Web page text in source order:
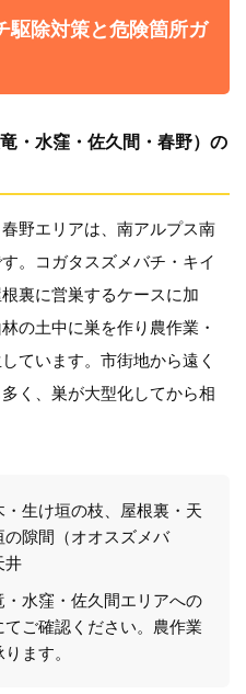
駆除対策と危険箇所ガ
・水窪・佐久間・春野）の
野エリアは、南アルプス南
。コガタスズメバチ・キイ
裏に営巣するケースに加
の土中に巣を作り農作業・
ています。市街地から遠く
く、巣が大型化してから相
・生け垣の枝、屋根裏・天
隙間（オオスズメバ
井
・水窪・佐久間エリアへの
ご確認ください。農作業
ます。